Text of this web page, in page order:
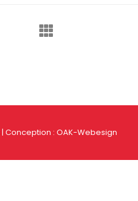
| Conception : OAK-Webesign